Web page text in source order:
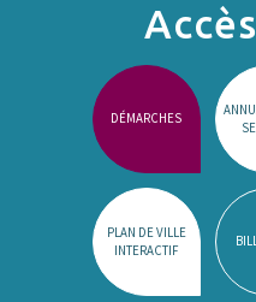
DÉMARCHES
PLAN DE VILLE
INTERACTIF